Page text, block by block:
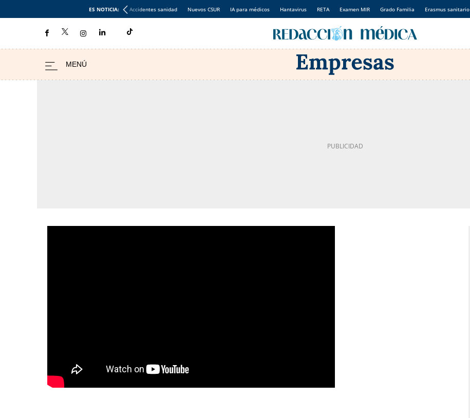
ES NOTICIA: Accidentes sanidad Nuevos CSUR IA para médicos Hantavirus RETA Examen MIR Grado Familia Erasmus sanitario